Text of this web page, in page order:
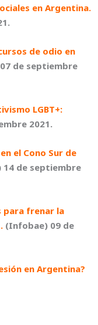
en Argentina.
de odio en
de septiembre
LGBT+:
2021.
el Cono Sur de
14 de septiembre
para frenar la
(Infobae) 09 de
en Argentina?